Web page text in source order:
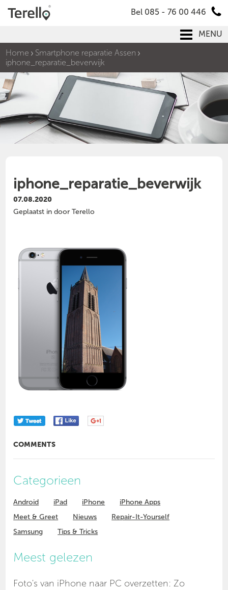
Bel 085 - 76 00 446
MENU
Home
Smartphone reparatie Assen
iphone_reparatie_beverwijk
iphone_reparatie_beverwijk
07.08.2020
Geplaatst in door Terello
COMMENTS
Categorieen
Android iPad iPhone
iPhone Apps
Meet & Greet
Nieuws
Repair-It-Yourself
Samsung
Tips & Tricks
Meest gelezen
Foto's van iPhone naar PC overzetten: Zo